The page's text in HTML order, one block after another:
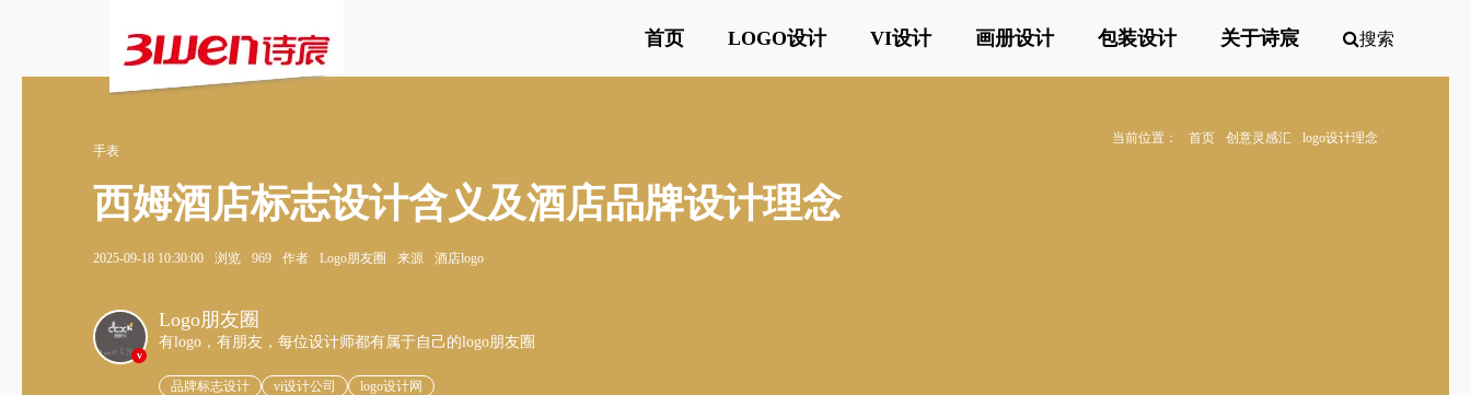
首页 LOGO设计 VI设计 画册设计 包装设计 关于诗宸 搜索
当前位置： 首页 创意灵感汇
logo设计理念
手表
西姆酒店标志设计含义及酒店品牌设计理念
2025-09-18 10:30:00 浏览 969 作者 Logo朋友圈 来源 酒店logo
v
Logo朋友圈
有logo，有朋友，每位设计师都有属于自己的logo朋友圈
品牌标志设计 vi设计公司 logo设计网